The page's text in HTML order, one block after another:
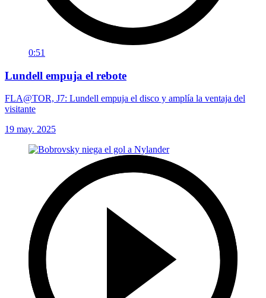
0:51
Lundell empuja el rebote
FLA@TOR, J7: Lundell empuja el disco y amplía la ventaja del
visitante
19 may. 2025